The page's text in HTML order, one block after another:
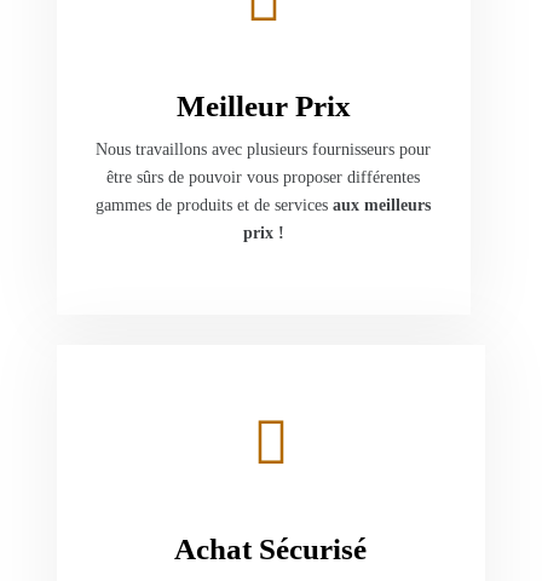
Meilleur Prix
Nous travaillons avec plusieurs fournisseurs pour
être sûrs de pouvoir vous proposer différentes
gammes de produits et de servicesaux meilleurs
prix !
Achat Sécurisé